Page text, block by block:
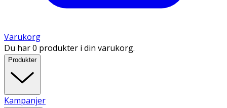
Varukorg
Du har 0 produkter i din varukorg.
Produkter
Kampanjer